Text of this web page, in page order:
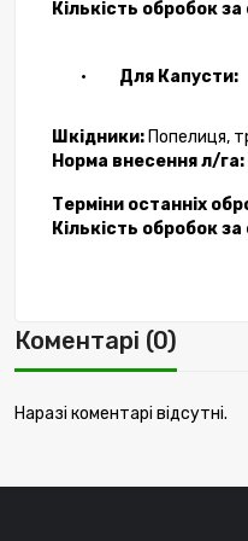
Кількість обробокза
· Для Капусти:
Шкідники: Попелиця,
Н орма внесеннял/га:
Терміни останніх
Кількість обробокза
Коментарі (0)
Наразі коментарі відсутні.